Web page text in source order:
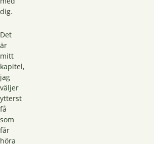
dig.
Det
är
mitt
kapitel,
jag
väljer
ytterst
få
som
får
höra